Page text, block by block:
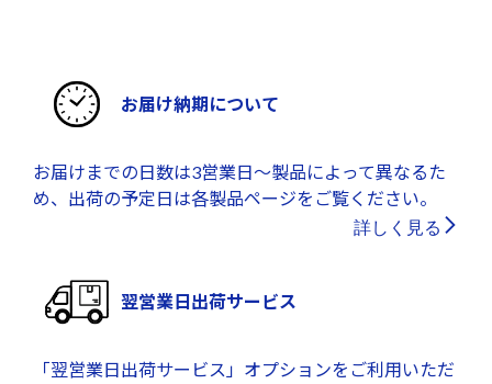
お届け納期について
お届けまでの日数は3営業日～製品によって異なるた
め、出荷の予定日は各製品ページをご覧ください。
詳しく見る
翌営業日出荷サービス
「翌営業日出荷サービス」オプションをご利用いただ